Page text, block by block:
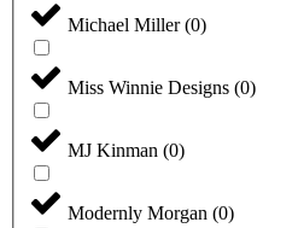
Michael Miller (0)
Miss Winnie Designs (0)
MJ Kinman (0)
Modernly Morgan (0)